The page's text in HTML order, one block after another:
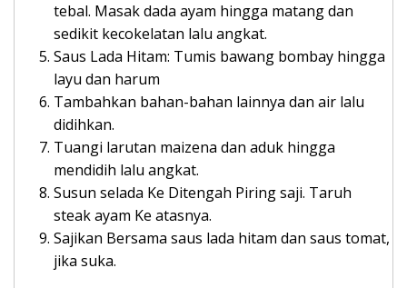
tebal. Masak dada ayam hingga matang dan
sedikit kecokelatan lalu angkat.
Saus Lada Hitam: Tumis bawang bombay hingga
layu dan harum
Tambahkan bahan-bahan lainnya dan air lalu
didihkan.
Tuangi larutan maizena dan aduk hingga
mendidih lalu angkat.
Susun selada Ke Ditengah Piring saji. Taruh
steak ayam Ke atasnya.
Sajikan Bersama saus lada hitam dan saus tomat,
jika suka.